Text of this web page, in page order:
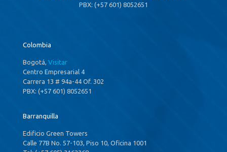
PBX: (+57 601) 8052651
Colombia
Bogotá, Visitar
Centro Empresarial 4
Carrera 13 # 94a-44 Of. 302
PBX: (+57 601) 8052651
Barranquilla
Edificio Green Towers
Calle 77B No. 57-103, Piso 10, Oficina 1001